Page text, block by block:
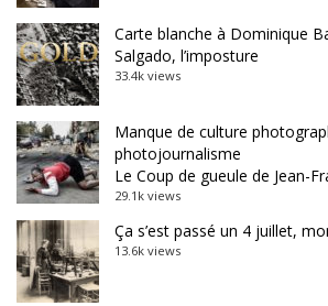
Carte blanche à Dominique
Salgado, l’imposture
33.4k views
Manque de culture
photojournalisme
Le Coup de gueule de Jean-
29.1k views
Ça s’est passé un 4 juillet,
13.6k views